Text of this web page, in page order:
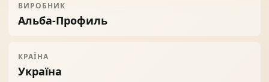
ВИРОБНИК
Альба-Профиль
КРАЇНА
Україна